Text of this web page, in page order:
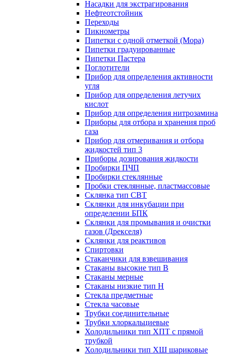
Насадки для экстрагирования
Нефтеотстойник
Переходы
Пикнометры
Пипетки с одной отметкой (Мора)
Пипетки градуированные
Пипетки Пастера
Поглотители
Прибор для определения активности
угля
Прибор для определения летучих
кислот
Прибор для определения нитрозамина
Приборы для отбора и хранения проб
газа
Прибор для отмеривания и отбора
жидкостей тип 3
Приборы дозирования жидкости
Пробирки ПЧП
Пробирки стеклянные
Пробки стеклянные, пластмассовые
Склянка тип СВТ
Склянки для инкубации при
определении БПК
Склянки для промывания и очистки
газов (Дрекселя)
Склянки для реактивов
Спиртовки
Стаканчики для взвешивания
Стаканы высокие тип В
Стаканы мерные
Стаканы низкие тип Н
Стекла предметные
Стекла часовые
Трубки соединительные
Трубки хлоркальциевые
Холодильники тип ХПТ с прямой
трубкой
Холодильники тип ХШ шариковые